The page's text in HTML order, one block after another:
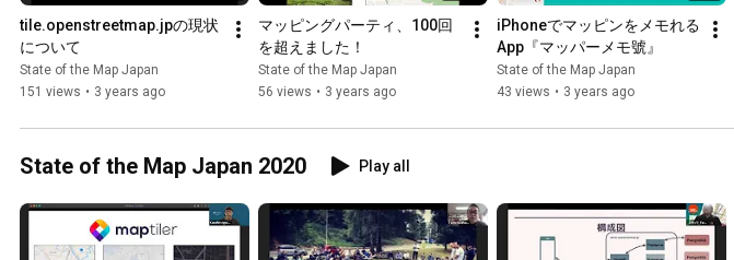
tile.openstreetmap.jpの現状
について
State of the Map Japan
151 views • 3 years ago
マッピングパーティ、100回
を超えました！
State of the Map Japan
56 views • 3 years ago
iPhoneでマッピンをメモれる
App『マッパーメモ號』
State of the Map Japan
43 views • 3 years ago
State of the Map Japan 2020 Play all